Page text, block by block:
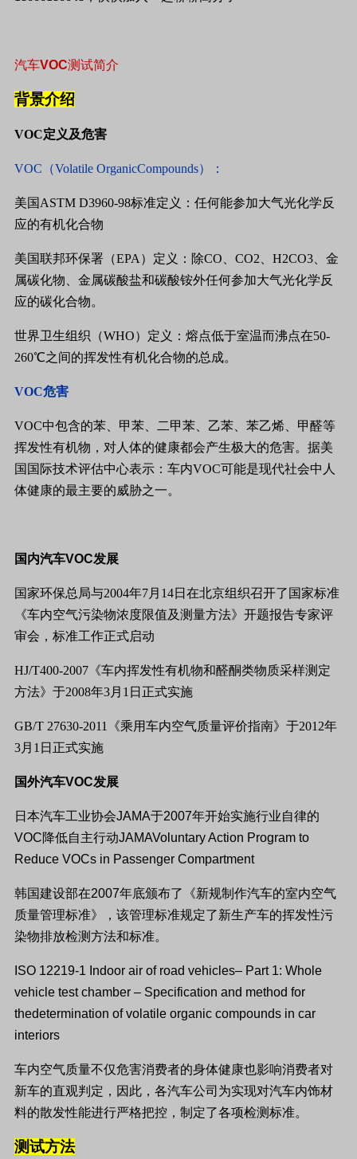
汽车VOC测试简介
背景介绍
VOC定义及危害
VOC （Volatile OrganicCompounds）：
美国 ASTM D3960-98标准定义：任何能参加大气光化学反
应的有机化合物
美国联邦环保署（EPA ）定义：除CO CO2 H2CO3 、金
属碳化物、金属碳酸盐和碳酸铵外任何参加大气光化学反
应的碳化合物。
世界卫生组织（WHO）定义：熔点低于室温而沸点在50-
260℃之间的挥发性有机化合物的总成。
VOC危害
VOC中包含的苯、甲苯、二甲苯、乙苯、苯乙烯、甲醛等
挥发性有机物，对人体的健康都会产生极大的危害。据美
国国际技术评估中心表示：车内VOC可能是现代社会中人
体健康的最主要的威胁之一。
国内汽车VOC发展
国家环保总局与2004年7月14日在北京组织召开了国家标准
《车内空气污染物浓度限值及测量方法》开题报告专家评
审会，标准工作正式启动
HJ/T400-2007 《车内挥发性有机物和醛酮类物质采样测定
方法》于2008年3月1日正式实施
GB/T 27630-2011
《乘用车内空气质量评价指南》于2012年
3月1日正式实施
国外汽车VOC发展
日本汽车工业协会JAMA于2007年开始实施行业自律的
VOC降低自主行动JAMAVoluntary Action Program to
Reduce VOCs in Passenger Compartment
韩国建设部在2007年底颁布了《新规制作汽车的室内空气
质量管理标准》，该管理标准规定了新生产车的挥发性污
染物排放检测方法和标准。
ISO 12219-1 Indoor air of road vehicles– Part 1: Whole
vehicle test chamber – Specification and method for
thedetermination of volatile organic compounds in car
interiors
车内空气质量不仅危害消费者的身体健康也影响消费者对
新车的直观判定，因此，各汽车公司为实现对汽车内饰材
料的散发性能进行严格把控，制定了各项检测标准。
测试方法